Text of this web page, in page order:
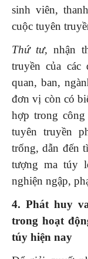
sinh viên,
cuộc tuyên
Thứ tư, nhận
truyền của
quan, ban,
đơn vị còn có
hợp trong
tuyên truyền
trống, dẫn đến
tượng ma túy
nghiện ngập,
4. Phát huy v
trong hoạt
túy hiện nay